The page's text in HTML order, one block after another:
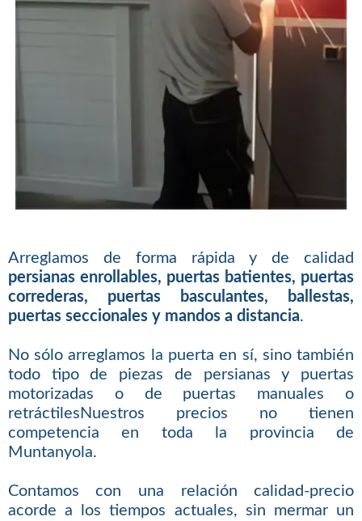
Arreglamos de forma rápida y de calidad
persianas enrollables, puertas batientes, puertas
correderas, puertas basculantes, ballestas,
puertas seccionales y mandos a distancia.
No sólo arreglamos la puerta en sí, sino también
todo tipo de piezas de persianas y puertas
motorizadas o de puertas manuales o
retráctilesNuestros precios no tienen
competencia en toda la provincia de
Muntanyola.
Contamos con una relación calidad-precio
acorde a los tiempos actuales, sin mermar un